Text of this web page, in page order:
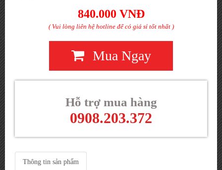
840.000 VNĐ
( Vui lòng liên hệ hotline để có giá sỉ tốt nhất )
Mua Ngay
Hỗ trợ mua hàng
0908.203.372
Thông tin sản phẩm